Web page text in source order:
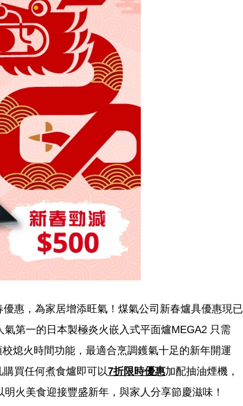
惠，為家居增添旺氣！煤氣公司新春爐具優惠現已
氣第一的日本製極炎火嵌入式平面爐MEGA2 只需
熄火時間功能，最適合烹調鑊氣十足的新年開運
買任何煮食爐即可以7折限時優惠加配抽油煙機，
火美食迎接豐盛新年，與家人分享節慶滋味！